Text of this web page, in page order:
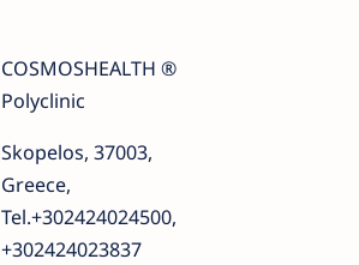
COSMOSHEALTH ®
Polyclinic
Skopelos, 37003,
Greece,
Tel.+302424024500,
+302424023837